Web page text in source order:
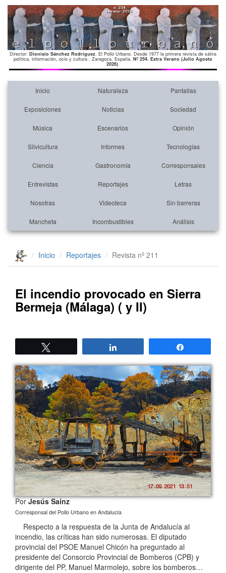
Director: Dionisio Sánchez Rodríguez. El Pollo Urbano. Desde 1977 la primera revista de sátira
política, información, ocio y cultura . Zaragoza. España. Nº 254. Extra Verano (Julio Agosto
2026).
Inicio Naturaleza Pantallas
Exposiciones Noticias Sociedad
Música Escenarios Opinión
Silvicultura Informes Tecnologías
Ciencia Gastronomía Corresponsales
Entrevistas Reportajes Letras
Nosotras Videoteca Sin barreras
Mancheta Incombustibles Análisis
Inicio Reportajes Revista nº 211
El incendio provocado en Sierra
Bermeja (Málaga) ( y II)
PorJesús Saínz
Corresponsal del Pollo Urbano en Andalucía
Respecto a la respuesta de la Junta de Andalucía al
incendio, las críticas han sido numerosas. El diputado
provincial del PSOE Manuel Chicón ha preguntado al
presidente del Consorcio Provincial de Bomberos (CPB) y
dirigente del PP, Manuel Marmolejo, sobre los bomberos…